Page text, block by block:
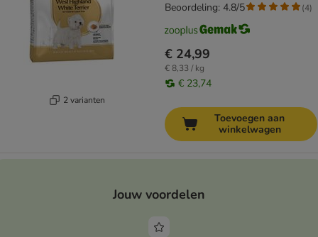
2 varianten
€ 24,99
€ 8,33 / kg
€ 23,74
Beoordeling: 4.8/5 (4)
Toevoegen aan
winkelwagen
Jouw voordelen